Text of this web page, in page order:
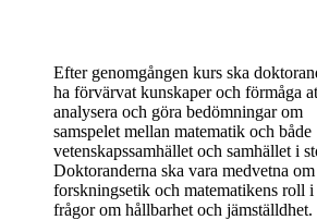
Efter genomgången kurs ska
ha förvärvat kunskaper och förmåga
analysera och göra bedömningar om
samspelet mellan matematik och både
vetenskapssamhället och samhället i
Doktoranderna ska vara medvetna om
forskningsetik och matematikens roll i
frågor om hållbarhet och jämställdhet.